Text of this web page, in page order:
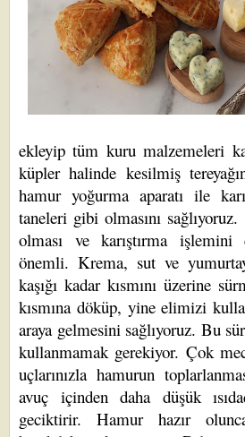
ekleyip tüm kuru malzemeleri
küpler halinde kesilmiş
hamur yoğurma aparatı ile
taneleri gibi olmasını
olması ve karıştırma
önemli. Krema, sut ve
kaşığı kadar kısmını üzerine
kısmına döküp, yine elimizi
araya gelmesini sağlıyoruz. Bu
kullanmamak gerekiyor. Çok
uçlarınızla hamurun
avuç içinden daha düşük
geciktirir. Hamur hazır